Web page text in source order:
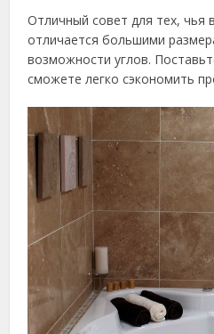
Отличный совет для тех, чья
отличается большими
возможности углов.
сможете легко сэкономить